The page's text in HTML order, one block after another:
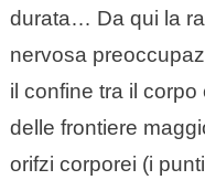
durata… Da qui la
nervosa
il confine tra il
delle frontiere
orifzi corporei (i